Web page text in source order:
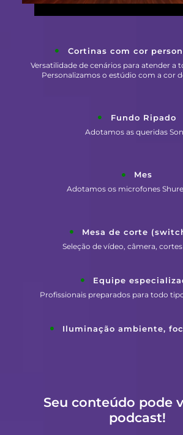
Cortinas com cor
Versatilidade de cenários para atender a
Personalizamos o estúdio com a cor
Fundo Ripado
Adotamos as queridas
Mes
Adotamos os microfones Shure
Mesa de corte
Seleção de vídeo, câmera,
Equipe
Profissionais preparados para todo
Iluminação ambiente,
Seu conteúdo pode
podcast!